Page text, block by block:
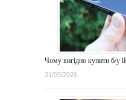
Чому вигідно купити б/у
31/05/2026